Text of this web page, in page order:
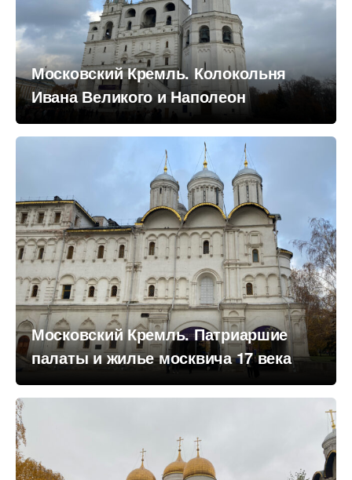
Московский Кремль. Колокольня
Ивана Великого и Наполеон
Московский Кремль. Патриаршие
палаты и жилье москвича 17 века